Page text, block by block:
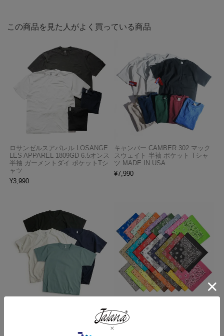
この商品を見た人がよく買っている商品
ロサンゼルスアパレル LOSANGE
LES APPAREL 1809GD 6.5オンス
半袖 ガーメントダイ ポケットTシ
ャツ
¥3,990
キャンバー CAMBER 302 マック
スウェイト 半袖 ポケット Tシャ
ツ MADE IN USA
¥7,990
ロサンゼルスアパレル LOSANGE
LES APPAREL 1203GD 8.5オンス
半袖 バインディング ガーメント
ハバハンク HAV-A-HANK バンダ
ナ アメリカ製 トラディショナル
ペイズリーTHE BANDANNA COM